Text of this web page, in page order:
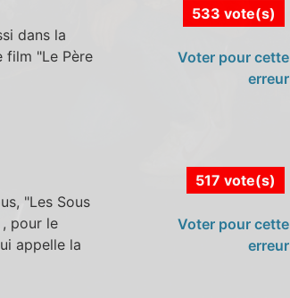
dans la
film "Le Père
533 vote(s)
Voter pour cette
erreur
"Les Sous
pour le
appelle la
517 vote(s)
Voter pour cette
erreur